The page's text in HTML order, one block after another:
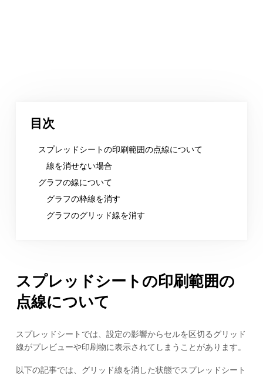
目次
スプレッドシートの印刷範囲の点線について
線を消せない場合
グラフの線について
グラフの枠線を消す
グラフのグリッド線を消す
スプレッドシートの印刷範囲の
点線について
スプレッドシートでは、設定の影響からセルを区切るグリッド
線がプレビューや印刷物に表示されてしまうことがあります。
以下の記事では、グリッド線を消した状態でスプレッドシート